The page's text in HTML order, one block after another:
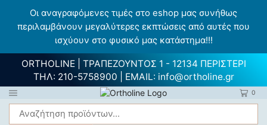
Οι αναγραφόμενες τιμές στο eshop μας συνήθως
περιλαμβάνουν μεγαλύτερες εκπτώσεις από αυτές που
ισχύουν στο φυσικό μας κατάστημα!!!
ORTHOLINE | ΤΡΑΠΕΖΟΥΝΤΟΣ 1 - 12134 ΠΕΡΙΣΤΕΡΙ
ΤΗΛ: 210-5758900 | EMAIL: info@ortholine.gr
0